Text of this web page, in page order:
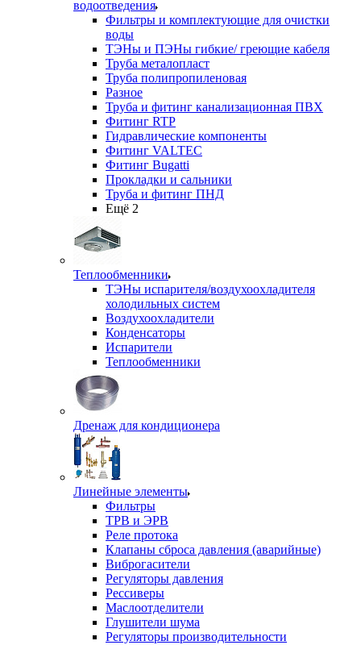
водоотведения
Фильтры и комплектующие для очистки
воды
ТЭНы и ПЭНы гибкие/ греющие кабеля
Труба металопласт
Труба полипропиленовая
Разное
Труба и фитинг канализационная ПВХ
Фитинг RTP
Гидравлические компоненты
Фитинг VALTEC
Фитинг Bugatti
Прокладки и сальники
Труба и фитинг ПНД
Ещё 2
Теплообменники
ТЭНы испарителя/воздухоохладителя
холодильных систем
Воздухоохладители
Конденсаторы
Испарители
Теплообменники
Дренаж для кондиционера
Линейные элементы
Фильтры
ТРВ и ЭРВ
Реле протока
Клапаны сброса давления (аварийные)
Виброгасители
Регуляторы давления
Рессиверы
Маслоотделители
Глушители шума
Регуляторы производительности